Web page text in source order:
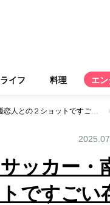
ライフ 料理 エン
《芸能界のおしゃれ代名詞》サッカー・南野拓実「女優恋人との２ショットですごい存在感」山田涼介や菊池風磨も愛用のセレブ御用達ブランド
ッカー・
ですごい